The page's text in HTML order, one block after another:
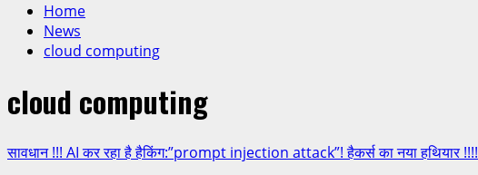
Home
News
cloud computing
cloud computing
सावधान !!! AI कर रहा है हैकिंग:”prompt injection attack”! हैकर्स का नया हथियार !!!!